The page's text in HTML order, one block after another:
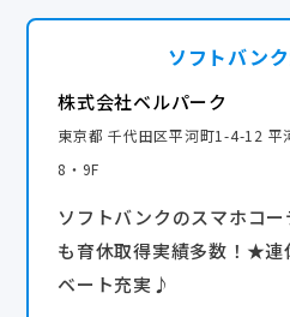
【年間休日】
ソフトバン
株式会社ベルパーク
東京都 千代田区平河町1-4-12 平
8・9F
ソフトバンクのスマホコ
も育休取得実績多数！★連
ベート充実♪